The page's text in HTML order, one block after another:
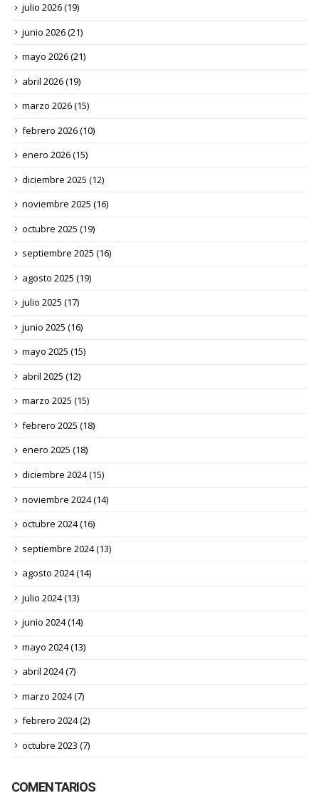
julio 2026(19)
junio 2026(21)
mayo 2026(21)
abril 2026(19)
marzo 2026(15)
febrero 2026(10)
enero 2026(15)
diciembre 2025 (12)
noviembre 2025 (16)
octubre 2025 (19)
septiembre 2025 (16)
agosto 2025 (19)
julio 2025 (17)
junio 2025 (16)
mayo 2025 (15)
abril 2025 (12)
marzo 2025 (15)
febrero 2025 (18)
enero 2025 (18)
diciembre 2024(15)
noviembre 2024(14)
octubre 2024(16)
septiembre 2024(13)
agosto 2024(14)
julio 2024(13)
junio 2024(14)
mayo 2024(13)
abril 2024(7)
marzo 2024(7)
febrero 2024(2)
octubre 2023 (7)
COMENTARIOS